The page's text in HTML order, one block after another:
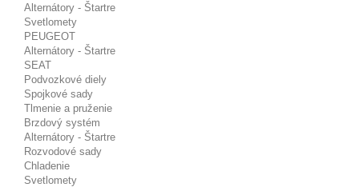
Alternátory - Štartre
Svetlomety
PEUGEOT
Alternátory - Štartre
SEAT
Podvozkové diely
Spojkové sady
Tlmenie a pruženie
Brzdový systém
Alternátory - Štartre
Rozvodové sady
Chladenie
Svetlomety